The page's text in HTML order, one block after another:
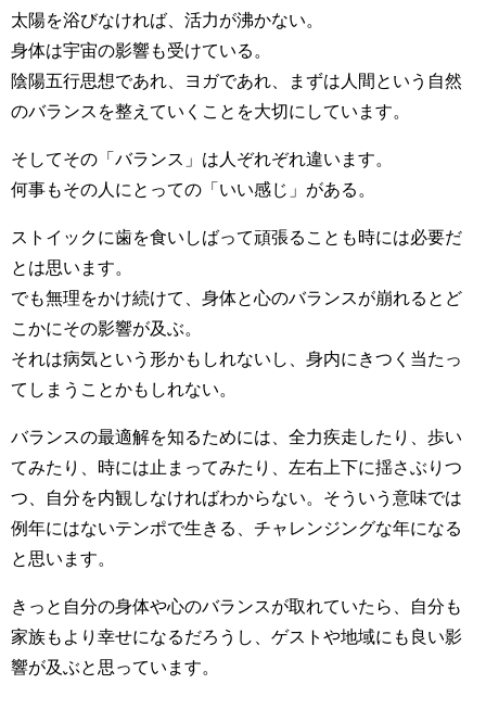
太陽を浴びなければ、活力が沸かない。
身体は宇宙の影響も受けている。
陰陽五行思想であれ、ヨガであれ、まずは人間という自然
のバランスを整えていくことを大切にしています。
そしてその「バランス」は人ぞれぞれ違います。
何事もその人にとっての「いい感じ」がある。
ストイックに歯を食いしばって頑張ることも時には必要だ
とは思います。
でも無理をかけ続けて、身体と心のバランスが崩れるとど
こかにその影響が及ぶ。
それは病気という形かもしれないし、身内にきつく当たっ
てしまうことかもしれない。
バランスの最適解を知るためには、全力疾走したり、歩い
てみたり、時には止まってみたり、左右上下に揺さぶりつ
つ、自分を内観しなければわからない。そういう意味では
例年にはないテンポで生きる、チャレンジングな年になる
と思います。
きっと自分の身体や心のバランスが取れていたら、自分も
家族もより幸せになるだろうし、ゲストや地域にも良い影
響が及ぶと思っています。